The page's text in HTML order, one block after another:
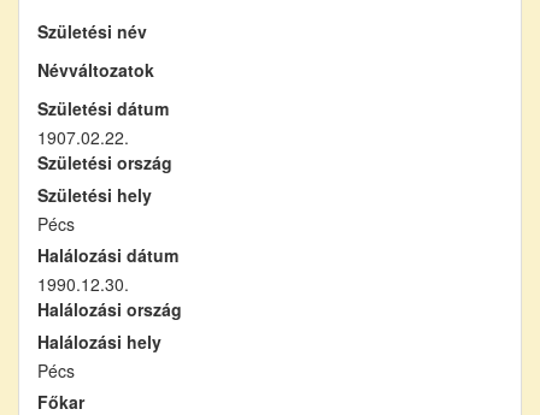
Születési név
Névváltozatok
Születési dátum
1907.02.22.
Születési ország
Születési hely
Pécs
Halálozási dátum
1990.12.30.
Halálozási ország
Halálozási hely
Pécs
Főkar